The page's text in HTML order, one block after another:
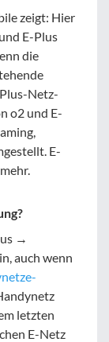
zeigt: Hier
E-Plus
die
Netz-
o2 und E-
E-
→
auch wenn
letzten
E-Netz